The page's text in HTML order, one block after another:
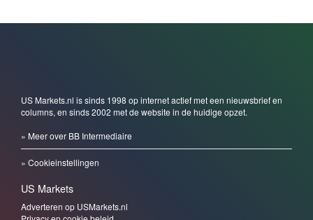
US Markets.nl is sinds 1998 op internet actief met een nieuwsbrief en
columns, en sinds 2002 met de website in de huidige opzet.
» Meer over BB Intermediaire
» Cookieinstellingen
US Markets
Adverteren op USMarkets.nl